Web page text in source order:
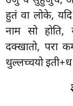
हुतं वा लोके,
नाम सो
दक्खातो, परा
थुल्लच्चयो